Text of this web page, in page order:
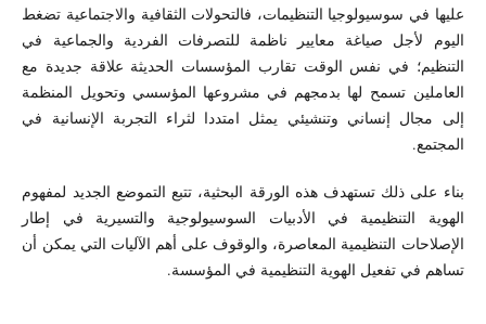
عليها في سوسيولوجيا التنظيمات، فالتحولات الثقافية والاجتماعية تضغط
اليوم لأجل صياغة معايير ناظمة للتصرفات الفردية والجماعية في
التنظيم؛ في نفس الوقت تقارب المؤسسات الحديثة علاقة جديدة مع
العاملين تسمح لها بدمجهم في مشروعها المؤسسي وتحويل المنظمة
إلى مجال إنساني وتنشيئي يمثل امتددا لثراء التجربة الإنسانية في
المجتمع.
بناء على ذلك تستهدف هذه الورقة البحثية، تتبع التموضع الجديد لمفهوم
الهوية التنظيمية في الأدبيات السوسيولوجية والتسيرية في إطار
الإصلاحات التنظيمية المعاصرة، والوقوف على أهم الآليات التي يمكن أن
تساهم في تفعيل الهوية التنظيمية في المؤسسة.